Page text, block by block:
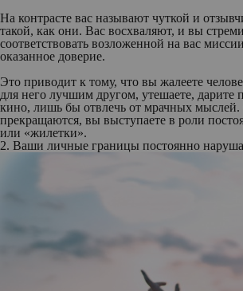
На контрасте вас называют чуткой и
такой, как они. Вас восхваляют, и вы
соответствовать возложенной на вас
оказанное доверие.
Это приводит к тому, что вы жалеете
для него лучшим другом, утешаете, дарите
кино, лишь бы отвлечь от мрачных мыслей.
прекращаются, вы выступаете в роли
или «жилетки».
2. Ваши личные границы постоянно